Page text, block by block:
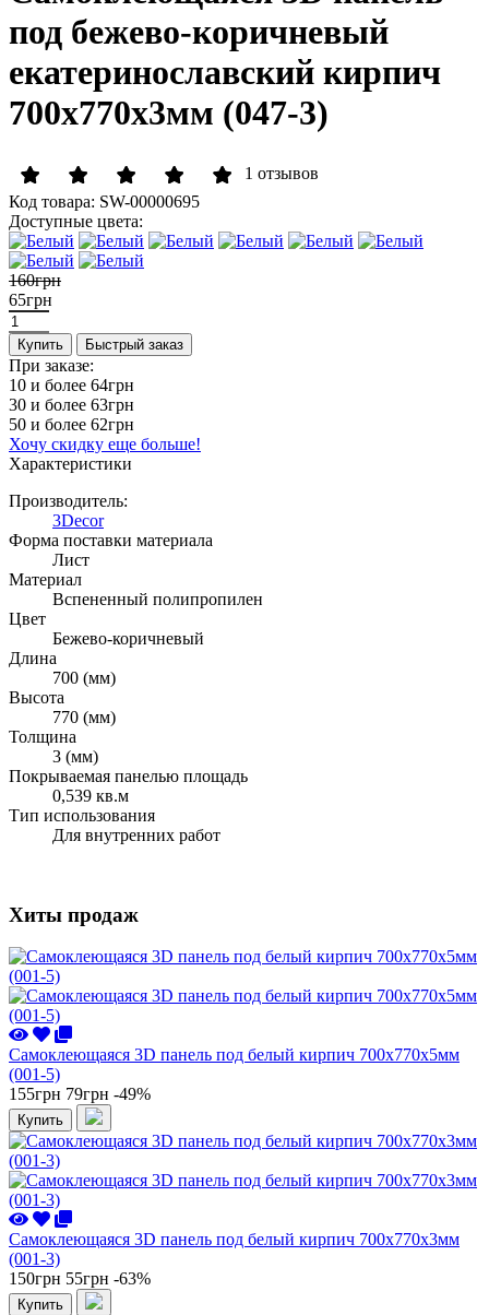
под бежево-коричневый
екатеринославский кирпич
700x770x3мм (047-3)
1 отзывов
Код товара: SW-00000695
Доступные цвета:
160грн
65грн
Купить Быстрый заказ
При заказе:
10 и более 64грн
30 и более 63грн
50 и более 62грн
Хочу скидку еще больше!
Характеристики
Производитель:
3Decor
Форма поставки материала
Лист
Материал
Вспененный полипропилен
Цвет
Бежево-коричневый
Длина
700 (мм)
Высота
770 (мм)
Толщина
3 (мм)
Покрываемая панелью площадь
0,539 кв.м
Тип использования
Для внутренних работ
Хиты продаж
Самоклеющаяся 3D панель под белый кирпич 700x770x5мм
(001-5)
155грн 79грн -49%
Купить
Самоклеющаяся 3D панель под белый кирпич 700x770x3мм
(001-3)
150грн 55грн -63%
Купить